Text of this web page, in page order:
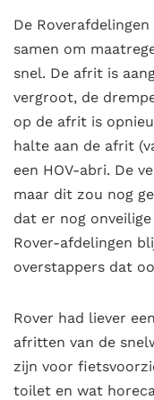
De
samen om
snel. De afrit is
vergroot, de
op de afrit is
halte aan de afrit
een HOV-abri. De
maar dit zou nog
dat er nog
Rover-afdelingen
overstappers dat
Rover had liever
afritten van de
zijn voor
toilet en wat